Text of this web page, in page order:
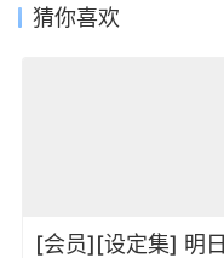
猜你喜欢
[会员][设定集] 明日